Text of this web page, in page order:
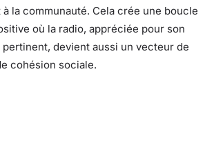
la communauté. Cela crée une boucle
où la radio, appréciée pour son
devient aussi un vecteur de
cohésion sociale.